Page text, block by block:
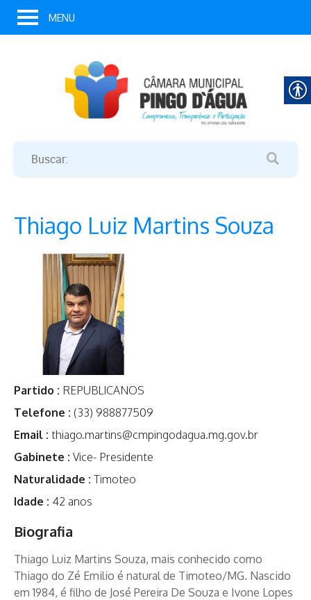
MENU
Thiago Luiz Martins Souza
Partido : REPUBLICANOS
Telefone : (33) 988877509
Email : thiago.martins@cmpingodagua.mg.gov.br
Gabinete : Vice- Presidente
Naturalidade : Timoteo
Idade : 42 anos
Biografia
Thiago Luiz Martins Souza, mais conhecido como
Thiago do Zé Emilio é natural de Timoteo/MG. Nascido
em 1984, é filho de José Pereira De Souza e Ivone Lopes